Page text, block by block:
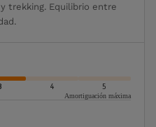
trekking. Equilibrio entre
4 5
Amortiguación máxima